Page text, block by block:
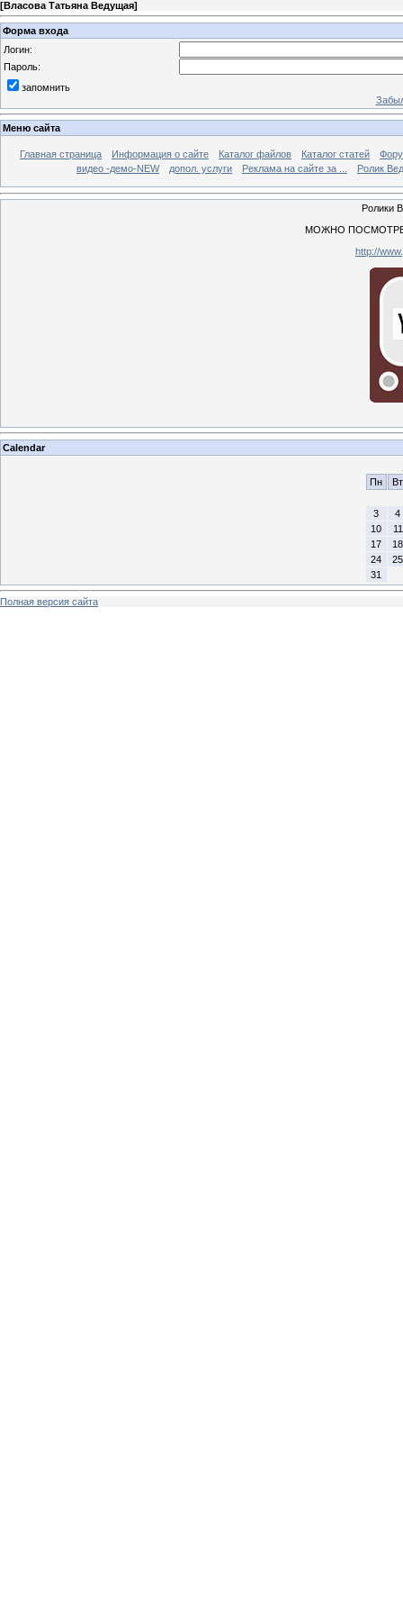
[Власова Татьяна Ведущая]
Форма входа
Логин:
Пароль:
запомнить
Меню сайта
Главная страница Информация о сайте Каталог файлов Каталог статей
видео -демо-NEW
допол. услуги Реклама на сайте за ... Ролик
Ролики
МОЖНО
http://
Calendar
Пн
Вт
3
4
10
11
17
18
24
25
31
Полная версия сайта